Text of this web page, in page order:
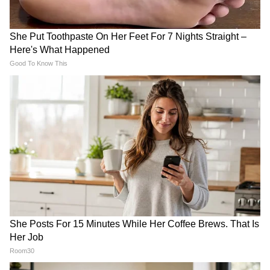
RECOMMENDED STORIES
Ajker Bangla Khabar Live:
Gold Price Today Kolkata -
লক্ষ্মীবারে এক ধাক্কায় অনেকটা
বাড়ল সোনার দাম!২২ ২৪
ক্যারেট সোনা দেশের কোথায়
কত দামে বিক্রি হচ্ছে জেনে নিন
Annapurna Yojana: এখন
দেওয়া হবে না ভাতা! অগস্ট
মাসের কিস্তি দেওয়ার আগে
বিরাট ঘোষণা সরকার পক্ষের